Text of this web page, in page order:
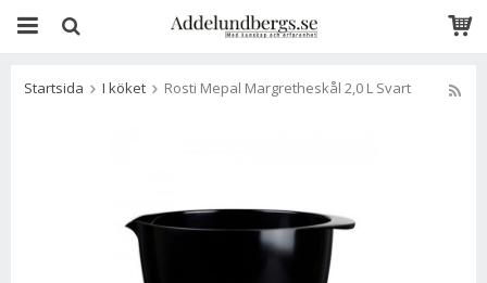
Startsida I köket Rosti Mepal Margretheskål 2,0 L Svart